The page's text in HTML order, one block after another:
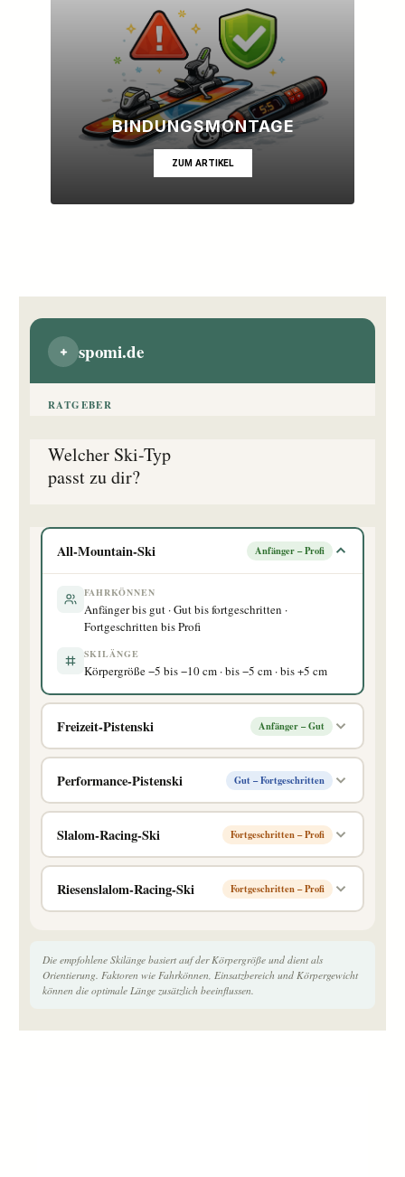
BINDUNGSMONTAGE
ZUM ARTIKEL
spomi.de
RATGEBER
Welcher Ski-Typ
passt zu dir?
All-Mountain-Ski Anfänger – Profi
FAHRKÖNNEN
Anfänger bis gut · Gut bis fortgeschritten ·
Fortgeschritten bis Profi
SKILÄNGE
Körpergröße −5 bis −10 cm · bis −5 cm · bis +5 cm
Freizeit-Pistenski Anfänger – Gut
Performance-Pistenski Gut – Fortgeschritten
Slalom-Racing-Ski Fortgeschritten – Profi
Riesenslalom-Racing-Ski Fortgeschritten – Profi
Die empfohlene Skilänge basiert auf der Körpergröße und dient als
Orientierung. Faktoren wie Fahrkönnen, Einsatzbereich und Körpergewicht
können die optimale Länge zusätzlich beeinflussen.